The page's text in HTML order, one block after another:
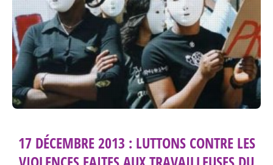
17 DÉCEMBRE 2013 : LUTTONS CONTRE LES